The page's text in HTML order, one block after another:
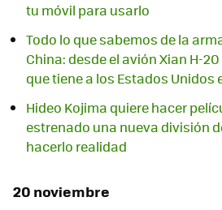
tu móvil para usarlo
Todo lo que sabemos de la
China: desde el avión Xian H-
que tiene a los Estados Unidos
Hideo Kojima quiere hacer
estrenado una nueva división
hacerlo realidad
20 noviembre